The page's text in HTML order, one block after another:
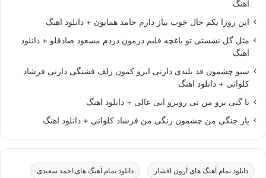
اهنگ
این روزا یکم حال خوب نیاز دارم حامد همایون + دانلود اهنگ
مثل گل نشستی تو باغچه قلبم درمون دردم مسعود صادقلو + دانلود
اهنگ
سیو چشمون قد بلندی دارنی ابرو کمون زلف قشنگی دارنی فرشاد
کلوانی + دانلود اهنگ
تا گنی برو من تی روبرو ابی عالی + دانلود اهنگ
یار جنگی من چشمون رنگی من فرشاد کلوانی + دانلود اهنگ
دانلود تمام آهنگ های آرون افشار دانلود تمام آهنگ های احمد سعیدی